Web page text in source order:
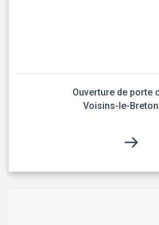
Ouverture de porte
Voisins-le-